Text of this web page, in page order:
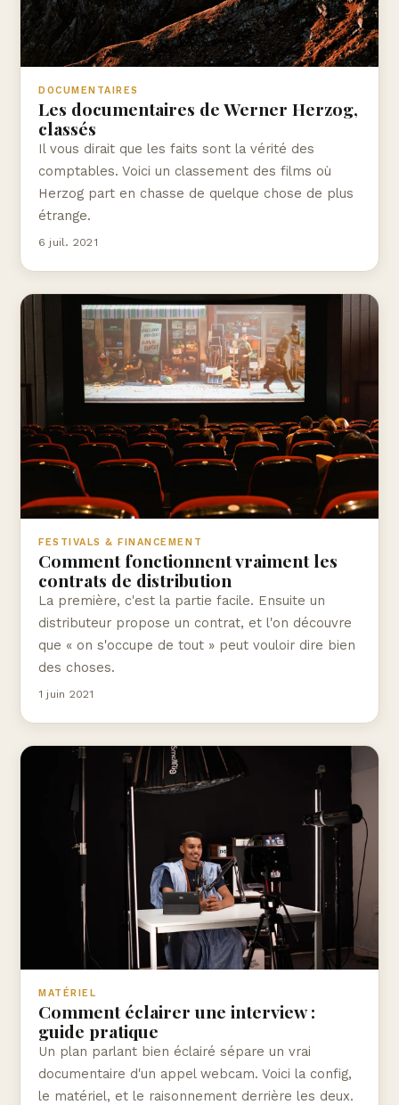
DOCUMENTAIRES
Les documentaires de Werner Herzog,
classés
Il vous dirait que les faits sont la vérité des
comptables. Voici un classement des films où
Herzog part en chasse de quelque chose de plus
étrange.
6 juil. 2021
FESTIVALS & FINANCEMENT
Comment fonctionnent vraiment les
contrats de distribution
La première, c'est la partie facile. Ensuite un
distributeur propose un contrat, et l'on découvre
que « on s'occupe de tout » peut vouloir dire bien
des choses.
1 juin 2021
MATÉRIEL
Comment éclairer une interview :
guide pratique
Un plan parlant bien éclairé sépare un vrai
documentaire d'un appel webcam. Voici la config,
le matériel, et le raisonnement derrière les deux.